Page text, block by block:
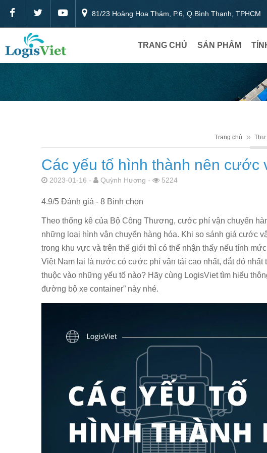
81/23 Hoàng Hoa Thám, P.6, Q.Bình Thạnh, TPHCM
TRANG CHỦ SẢN PHẨM
Trang chủ Thư
Các yếu tố hình thành nên
2023-01-16 - Quỳnh Hương - 5224
4.9/5 Đánh giá - 8 Bình chọn
Theo thống kê của Bộ Công Thương, cước phí vận chuyển
những loại hình vận chuyển hàng hóa. Khi so sánh giá cước
trong khu vực và trên thế giới thì có thể nhận thấy nếu tính
Việt Nam lại là nước có cước phí vận tải cao nhất, đắt đỏ
thuộc vào những yếu tố nào? Hãy cùng LogisViet tìm hiểu
đường bộ xe container” này nhé.